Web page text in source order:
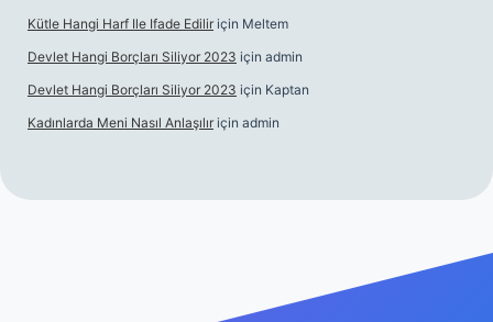
Kütle Hangi Harf Ile Ifade Edilir için Meltem
Devlet Hangi Borçları Siliyor 2023 için admin
Devlet Hangi Borçları Siliyor 2023 için Kaptan
Kadınlarda Meni Nasıl Anlaşılır için admin
Betexper